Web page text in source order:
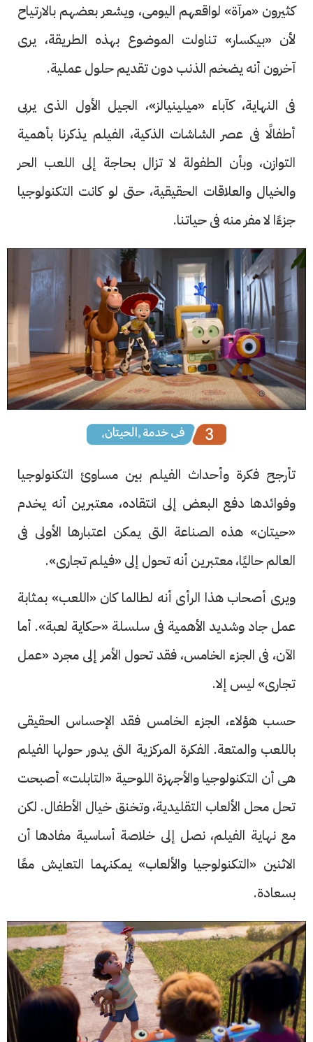
كثيرون «مرآة» لواقعهم اليومى، ويشعر بعضهم بالارتياح
لأن «بيكسار» تناولت الموضوع بهذه الطريقة، يرى
آخرون أنه يضخم الذنب دون تقديم حلول عملية.
فى النهاية، كآباء «ميلينيالز»، الجيل الأول الذى يربى
أطفالًا فى عصر الشاشات الذكية، الفيلم يذكرنا بأهمية
التوازن، وبأن الطفولة لا تزال بحاجة إلى اللعب الحر
والخيال والعلاقات الحقيقية، حتى لو كانت التكنولوجيا
جزءًا لا مفر منه فى حياتنا.
تأرجح فكرة وأحداث الفيلم بين مساوئ التكنولوجيا
وفوائدها دفع البعض إلى انتقاده، معتبرين أنه يخدم
«حيتان» هذه الصناعة التى يمكن اعتبارها الأولى فى
العالم حاليًا، معتبرين أنه تحول إلى «فيلم تجارى».
ويرى أصحاب هذا الرأى أنه لطالما كان «اللعب» بمثابة
عمل جاد وشديد الأهمية فى سلسلة «حكاية لعبة». أما
الآن، فى الجزء الخامس، فقد تحول الأمر إلى مجرد «عمل
تجارى» ليس إلا.
حسب هؤلاء، الجزء الخامس فقد الإحساس الحقيقى
باللعب والمتعة. الفكرة المركزية التى يدور حولها الفيلم
هى أن التكنولوجيا والأجهزة اللوحية «التابلت» أصبحت
تحل محل الألعاب التقليدية، وتخنق خيال الأطفال. لكن
مع نهاية الفيلم، نصل إلى خلاصة أساسية مفادها أن
الاثنين «التكنولوجيا والألعاب» يمكنهما التعايش معًا
بسعادة.